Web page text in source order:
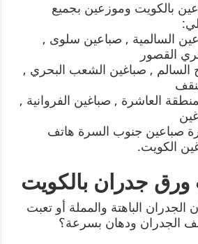
بالكويت وموزعين بجميع
السالمية , صباعين سلوى ,
القصور
السالم , صباغين الشعب البحري ,
العاشرة , صباغين الفروانية ,
صباعين جنوب السرة هاتف
الكويت.
ورق جدران بالكويت
الباهتة والمملة أو تعبت
الجدران ودهان بسرعة؟